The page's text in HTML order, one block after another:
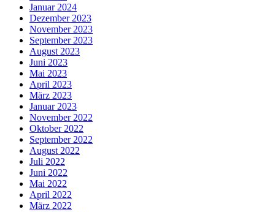
Januar 2024
Dezember 2023
November 2023
September 2023
August 2023
Juni 2023
Mai 2023
April 2023
März 2023
Januar 2023
November 2022
Oktober 2022
September 2022
August 2022
Juli 2022
Juni 2022
Mai 2022
April 2022
März 2022